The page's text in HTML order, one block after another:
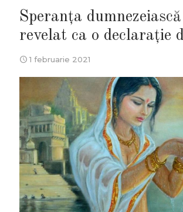
Speranța
revelat ca o declarație
1 februarie 2021